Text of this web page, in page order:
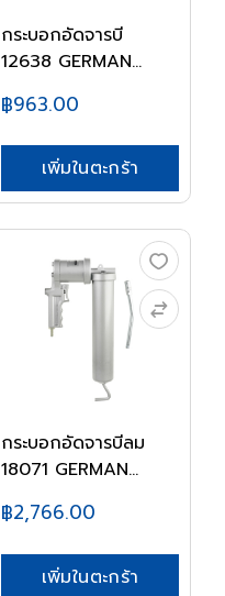
กระบอกอัดจารบี
12638 GERMAN
฿963.00
เพิ่มในตะกร้า
กระบอกอัดจารบีลม
18071 GERMAN
฿2,766.00
เพิ่มในตะกร้า